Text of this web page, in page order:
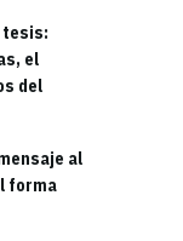
tesis:
el
del
al
forma